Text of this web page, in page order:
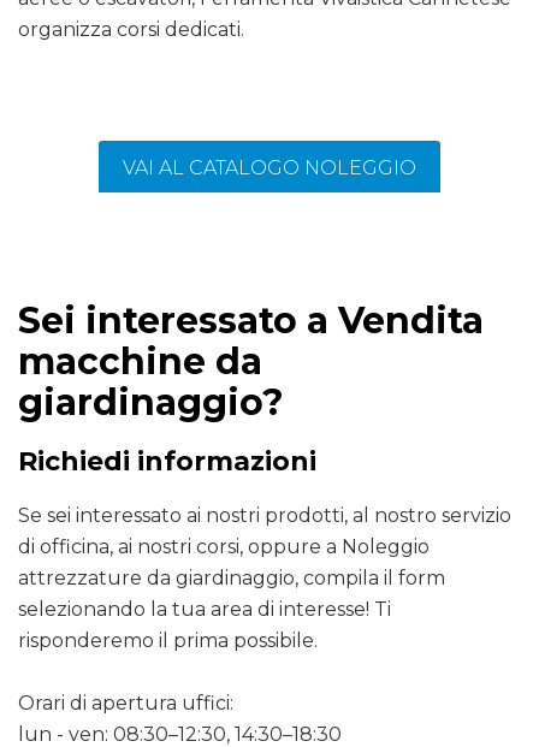
organizza corsi dedicati.
VAI AL CATALOGO NOLEGGIO
Sei interessato a Vendita
macchine da
giardinaggio?
Richiedi informazioni
Se sei interessato ai nostri prodotti, al nostro servizio
di officina, ai nostri corsi, oppure a Noleggio
attrezzature da giardinaggio, compila il form
selezionando la tua area di interesse! Ti
risponderemo il prima possibile.
Orari di apertura uffici:
lun - ven: 08:30–12:30, 14:30–18:30